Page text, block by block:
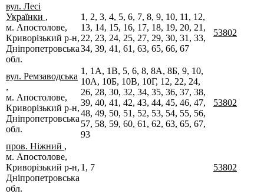
вул. Лесі
Українки ,
м. Апостолове,
Криворізький р-н,
Дніпропетровська
обл.
1, 2, 3, 4, 5, 6, 7, 8, 9, 10, 11, 12,
13, 14, 15, 16, 17, 18, 19, 20, 21,
22, 23, 24, 25, 27, 29, 30, 31, 33,
34, 39, 41, 61, 63, 65, 66, 67
53802
вул. Ремзаводська
,
м. Апостолове,
Криворізький р-н,
Дніпропетровська
обл.
1, 1А, 1В, 5, 6, 8, 8А, 8Б, 9, 10,
10А, 10Б, 10В, 10Г, 12, 22, 24,
26, 28, 30, 32, 34, 35, 36, 37, 38,
39, 40, 41, 42, 43, 44, 45, 46, 47,
48, 49, 50, 51, 52, 53, 54, 55, 56,
57, 58, 59, 60, 61, 62, 63, 65, 67,
93
53802
пров. Ніжний ,
м. Апостолове,
Криворізький р-н,
Дніпропетровська
обл.
1, 7 53802